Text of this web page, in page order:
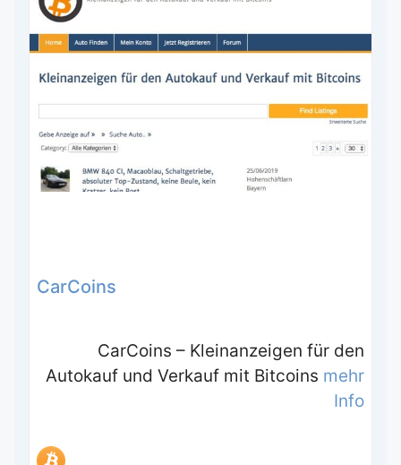
CarCoins
CarCoins – Kleinanzeigen für den
Autokauf und Verkauf mit Bitcoins mehr
Info